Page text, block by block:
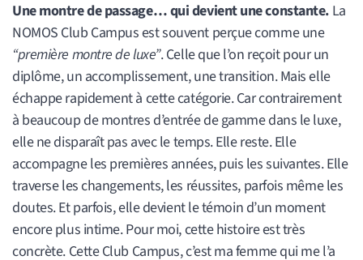
Une montre de passage… qui devient une constante. La
NOMOS Club Campus est souvent perçue comme une
“première montre de luxe”. Celle que l’on reçoit pour un
diplôme, un accomplissement, une transition. Mais elle
échappe rapidement à cette catégorie. Car contrairement
à beaucoup de montres d’entrée de gamme dans le luxe,
elle ne disparaît pas avec le temps. Elle reste. Elle
accompagne les premières années, puis les suivantes. Elle
traverse les changements, les réussites, parfois même les
doutes. Et parfois, elle devient le témoin d’un moment
encore plus intime. Pour moi, cette histoire est très
concrète. Cette Club Campus, c’est ma femme qui me l’a